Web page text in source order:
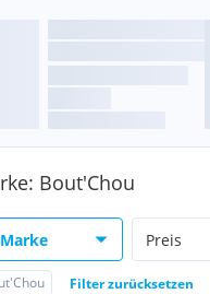
Bout'Chou
Marke Preis
Filter zurücksetzen